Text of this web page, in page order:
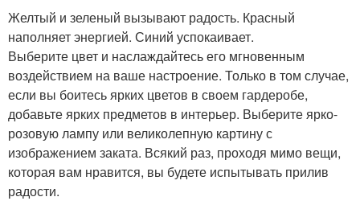
Желтый и зеленый вызывают радость. Красный
наполняет энергией. Синий успокаивает.
Выберите цвет и наслаждайтесь его мгновенным
воздействием на ваше настроение. Только в том случае,
если вы боитесь ярких цветов в своем гардеробе,
добавьте ярких предметов в интерьер. Выберите ярко-
розовую лампу или великолепную картину с
изображением заката. Всякий раз, проходя мимо вещи,
которая вам нравится, вы будете испытывать прилив
радости.